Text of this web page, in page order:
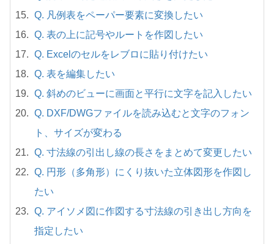
Q. 凡例表をペーパー要素に変換したい
Q. 表の上に記号やルートを作図したい
Q. Excelのセルをレブロに貼り付けたい
Q. 表を編集したい
Q. 斜めのビューに画面と平行に文字を記入したい
Q. DXF/DWGファイルを読み込むと文字のフォン
ト、サイズが変わる
Q. 寸法線の引出し線の長さをまとめて変更したい
Q. 円形（多角形）にくり抜いた立体図形を作図し
たい
Q. アイソメ図に作図する寸法線の引き出し方向を
指定したい